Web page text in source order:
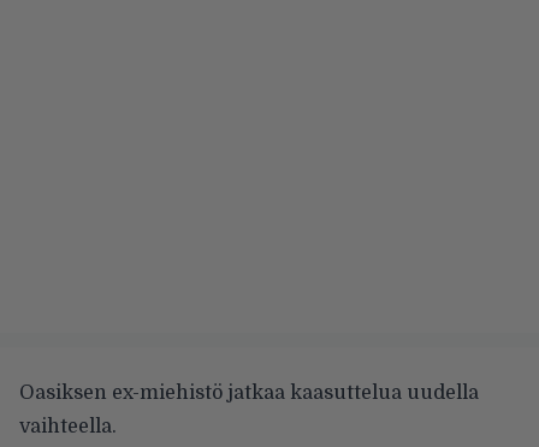
Oasiksen ex-miehistö jatkaa kaasuttelua uudella
vaihteella.